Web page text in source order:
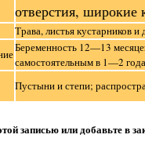
отверстия, широкие
Трава, листья кустарников и
Беременность 12—13
самостоятельным в 1—2 года
Пустыни и степи;
записью или добавьте в